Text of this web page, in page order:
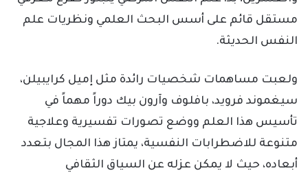
مستقل قائم على أسس البحث العلمي ونظريات علم
النفس الحديثة.
ولعبت مساهمات شخصيات رائدة مثل إميل كرايبيلن،
سيغموند فرويد، بافلوف وآرون بيك دوراً مهماً في
تأسيس هذا العلم ووضع تصورات تفسيرية وعلاجية
متنوعة للاضطرابات النفسية، يمتاز هذا المجال بتعدد
أبعاده، حيث لا يمكن عزله عن السياق الثقافي